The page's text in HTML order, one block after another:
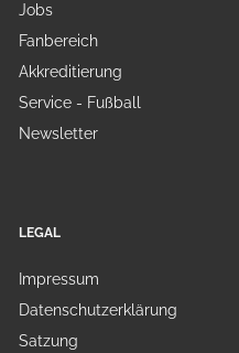
Jobs
Fanbereich
Akkreditierung
Service - Fußball
Newsletter
LEGAL
Impressum
Datenschutzerklärung
Satzung